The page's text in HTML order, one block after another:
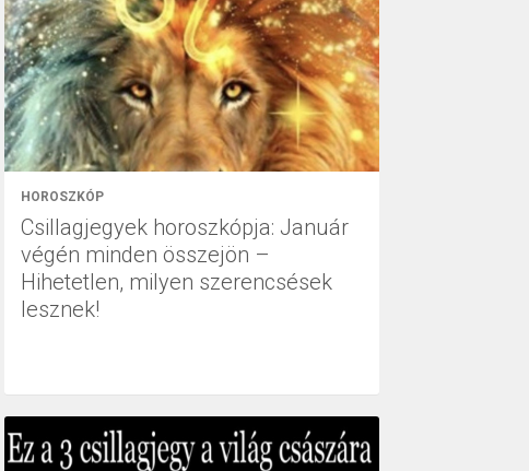
HOROSZKÓP
Csillagjegyek horoszkópja: Január
végén minden összejön –
Hihetetlen, milyen szerencsések
lesznek!